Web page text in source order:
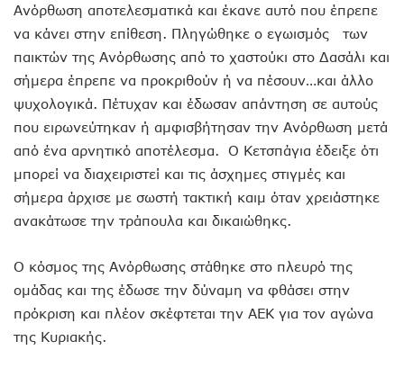
Ανόρθωση αποτελεσματικά και έκανε αυτό που έπρεπε
να κάνει στην επίθεση. Πληγώθηκε ο εγωισμός των
παικτών της Ανόρθωσης από το χαστούκι στο Δασάλι και
σήμερα έπρεπε να προκριθούν ή να πέσουν…και άλλο
ψυχολογικά. Πέτυχαν και έδωσαν απάντηση σε αυτούς
που ειρωνεύτηκαν ή αμφισβήτησαν την Ανόρθωση μετά
από ένα αρνητικό αποτέλεσμα. Ο Κετσπάγια έδειξε ότι
μπορεί να διαχειριστεί και τις άσχημες στιγμές και
σήμερα άρχισε με σωστή τακτική καιμ όταν χρειάστηκε
ανακάτωσε την τράπουλα και δικαιώθηκς.
Ο κόσμος της Ανόρθωσης στάθηκε στο πλευρό της
ομάδας και της έδωσε την δύναμη να φθάσει στην
πρόκριση και πλέον σκέφτεται την ΑΕΚ για τον αγώνα
της Κυριακής.